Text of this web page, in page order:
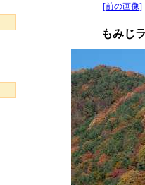
[前の画像]
もみじ